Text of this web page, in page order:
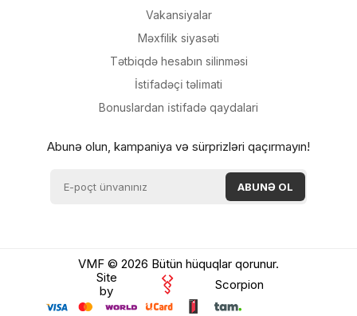
Vakansiyalar
Məxfilik siyasəti
Tətbiqdə hesabın silinməsi
İsti̇fadəçi̇ təli̇mati
Bonuslardan i̇sti̇fadə qaydalari
Abunə olun, kampaniya və sürprizləri qaçırmayın!
VMF © 2026 Bütün hüquqlar qorunur.
Site
by
Scorpion